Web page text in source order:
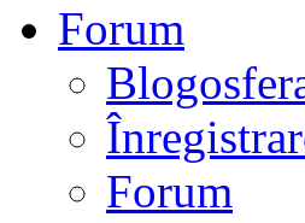
Forum
Forum